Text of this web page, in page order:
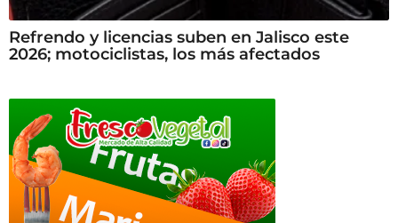
Refrendo y licencias suben en Jalisco este
2026; motociclistas, los más afectados